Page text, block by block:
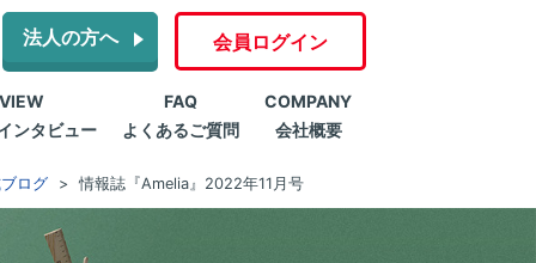
法人の方へ 会員ログイン
ンタビュー
FAQ
よくあるご質問
COMPANY
会社概要
ログ 情報誌『Amelia』2022年11月号